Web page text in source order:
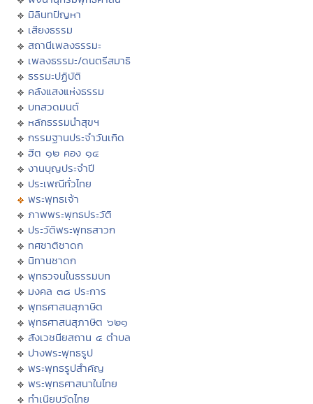
มิลินทปัญหา
เสียงธรรม
สถานีเพลงธรรมะ
เพลงธรรมะ/ดนตรีสมาธิ
ธรรมะปฏิบัติ
คลังแสงแห่งธรรม
บทสวดมนต์
หลักธรรมนำสุขฯ
กรรมฐานประจำวันเกิด
ฮีต ๑๒ คอง ๑๔
งานบุญประจำปี
ประเพณีทั่วไทย
พระพุทธเจ้า
ภาพพระพุทธประวัติ
ประวัติพระพุทธสาวก
ทศชาติชาดก
นิทานชาดก
พุทธวจนในธรรมบท
มงคล ๓๘ ประการ
พุทธศาสนสุภาษิต
พุทธศาสนสุภาษิต ๖๒๑
สังเวชนียสถาน ๔ ตำบล
ปางพระพุทธรูป
พระพุทธรูปสำคัญ
พระพุทธศาสนาในไทย
ทำเนียบวัดไทย